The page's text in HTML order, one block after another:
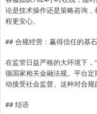
论是技术操作还是策略咨询
程更安心。
## 合规经营：赢得信任的基石
在监管日益严格的大环境下，
循国家相关金融法规。平台
动接受社会监督。这种对合规
## 结语